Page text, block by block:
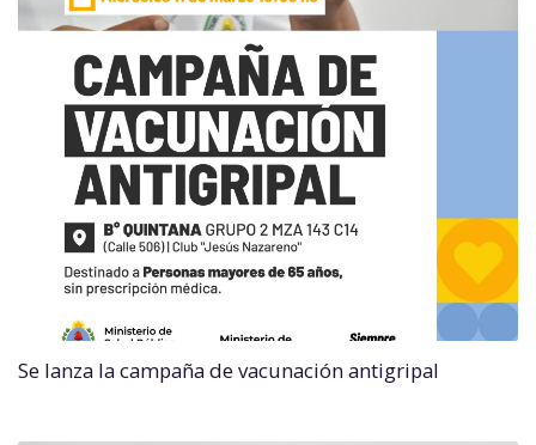
Se lanza la campaña de vacunación antigripal